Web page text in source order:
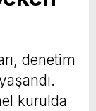
denetim
kurulda